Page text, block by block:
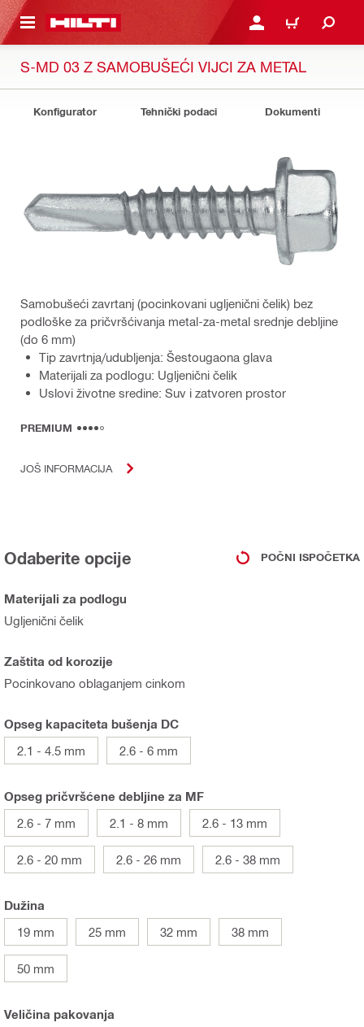
SADRŽAJ PRIJAVITE SE ILI SE
KORPA
S-MD 03 Z SAMOBUŠEĆI VIJCI ZA METAL
Konfigurator Tehnički podaci Dokumenti
Samobušeći zavrtanj (pocinkovani ugljenični čelik) bez
podloške za pričvršćivanja metal-za-metal srednje debljine
(do 6 mm)
Tip zavrtnja/udubljenja: Šestougaona glava
Materijali za podlogu: Ugljenični čelik
Uslovi životne sredine: Suv i zatvoren prostor
PREMIUM
JOŠ INFORMACIJA
Odaberite opcije POČNI ISPOČETKA
Materijali za podlogu
Ugljenični čelik
Zaštita od korozije
Pocinkovano oblaganjem cinkom
Opseg kapaciteta bušenja DC
2.1 - 4.5 mm
2.6 - 6 mm
Opseg pričvršćene debljine za MF
2.6 - 7 mm
2.1 - 8 mm 2.6 - 13 mm
2.6 - 20 mm 2.6 - 26 mm 2.6 - 38 mm
Dužina
19 mm
25 mm 32 mm 38 mm
50 mm
Veličina pakovanja